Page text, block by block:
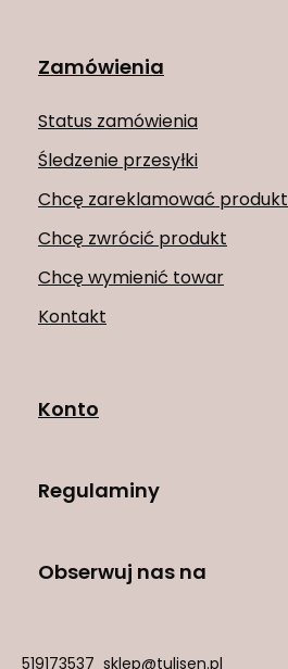
Zamówienia
Status zamówienia
Śledzenie przesyłki
Chcę zareklamować produkt
Chcę zwrócić produkt
Chcę wymienić towar
Kontakt
Konto
Regulaminy
Obserwuj nas na
519173537 sklep@tulisen.pl